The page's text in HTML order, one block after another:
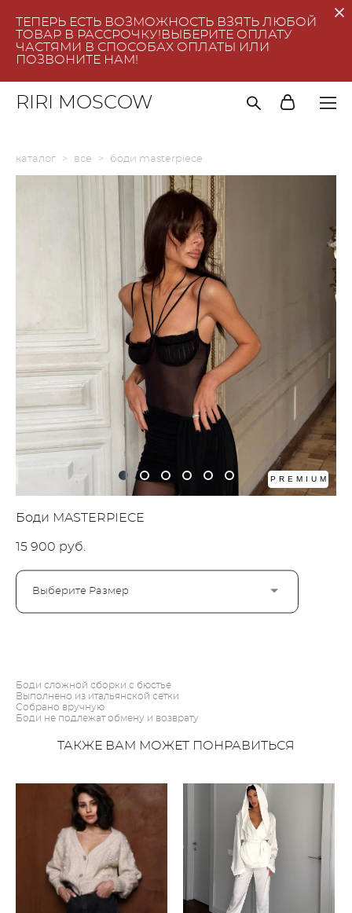
ТЕПЕРЬ ЕСТЬ ВОЗМОЖНОСТЬ ВЗЯТЬ ЛЮБОЙ
ТОВАР В РАССРОЧКУ!ВЫБЕРИТЕ ОПЛАТУ
ЧАСТЯМИ В СПОСОБАХ ОПЛАТЫ ИЛИ
ПОЗВОНИТЕ НАМ!
RIRI MOSCOW
каталог > все > боди masterpiece
PREMIUM
Боди MASTERPIECE
15 900 pуб.
Выберите Размер
Боди сложной сборки с бюстье
Выполнено из итальянской сетки
Собрано вручную
Боди не подлежат обмену и возврату
ТАКЖЕ ВАМ МОЖЕТ ПОНРАВИТЬСЯ